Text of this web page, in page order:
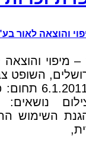
והוצאה לאור
מיפוי
השופט
(י-ם) 3560/09)
השימוש